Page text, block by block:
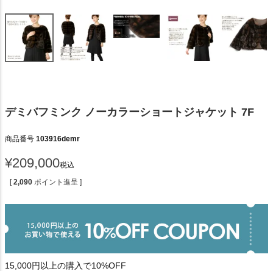
デミバフミンク ノーカラーショートジャケット 7F
商品番号 103916demr
¥209,000税込
[ 2,090 ポイント進呈 ]
15,000円以上の購入で10%OFF